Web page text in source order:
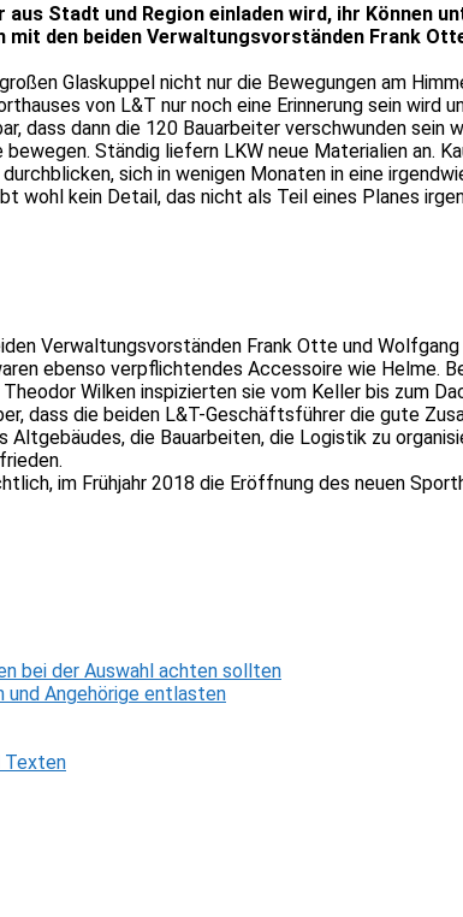
Stadt und Region einladen wird, ihr Können
den beiden Verwaltungsvorständen Frank
Glaskuppel nicht nur die Bewegungen am
von L&T nur noch eine Erinnerung sein wird
dass dann die 120 Bauarbeiter verschwunden sein
Ständig liefern LKW neue Materialien an.
sich in wenigen Monaten in eine
wohl kein Detail, das nicht als Teil eines Planes
Verwaltungsvorständen Frank Otte und
ebenso verpflichtendes Accessoire wie Helme.
Wilken inspizierten sie vom Keller bis zum
dass die beiden L&T-Geschäftsführer die gute
die Bauarbeiten, die Logistik zu
im Frühjahr 2018 die Eröffnung des neuen
bei der Auswahl achten sollten
und Angehörige entlasten
Texten